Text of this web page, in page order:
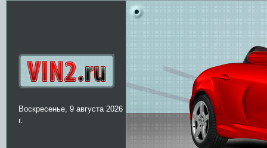
Воскресенье, 9 августа 2026
г.